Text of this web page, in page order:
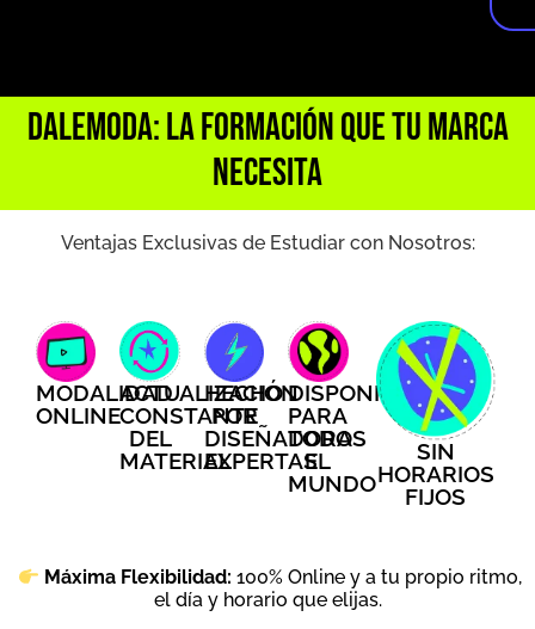
DaleModa: La Formación que tu Marca
Necesita
Ventajas Exclusivas de Estudiar con Nosotros:
MODALIDAD
ONLINE
ACTUALIZACIÓN
CONSTANTE
DEL
MATERIAL
HECHO
POR
DISEÑADORAS
EXPERTAS
DISPONIBLES
PARA
TODO
EL
MUNDO
SIN
HORARIOS
FIJOS
Máxima Flexibilidad: 100% Online y a tu propio ritmo,
el día y horario que elijas.